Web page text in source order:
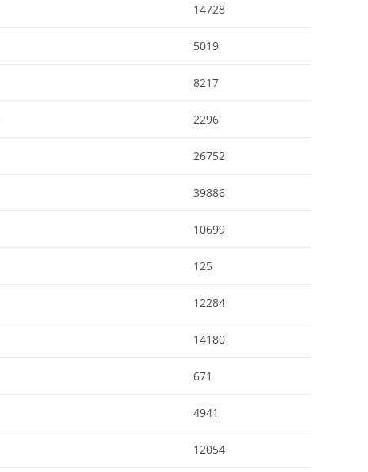
14728
5019
8217
2296
26752
39886
10699
125
12284
14180
671
4941
12054